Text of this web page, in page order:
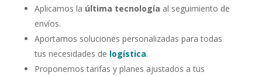
Aplicamos la última tecnología al seguimiento de
envíos.
Aportamos soluciones personalizadas para todas
tus necesidades de logística.
Proponemos tarifas y planes ajustados a tus